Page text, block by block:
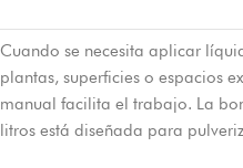
Cuando se necesita aplicar
plantas, superficies o espacios
manual facilita el trabajo. La
litros está diseñada para